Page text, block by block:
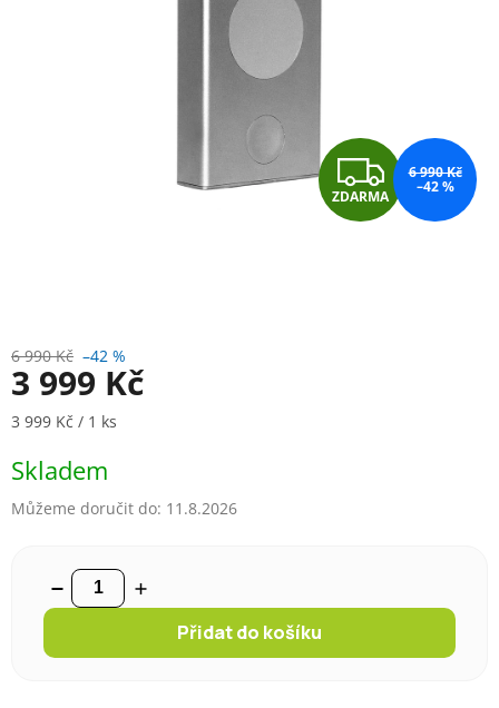
Z
D
ZDARMA
6 990 Kč
–42 %
6 990 Kč –42 %
3 999 Kč
Měrná cena:
3 999 Kč / 1 ks
Skladem
Můžeme doručit do: 11.8.2026
Přidat do košíku